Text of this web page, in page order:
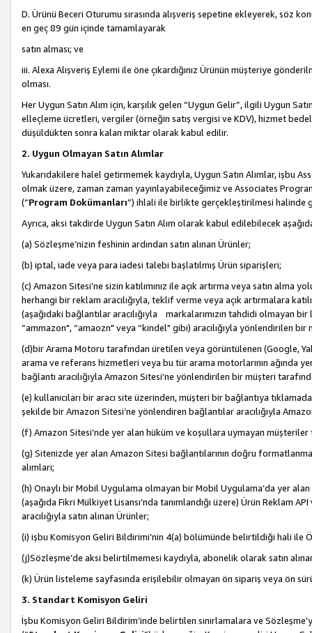
D. Ürünü Beceri Oturumu sırasında alışveriş sepetine ekleyerek, söz
en geç 89 gün içinde tamamlayarak
satın alması; ve
iii. Alexa Alışveriş Eylemi ile öne çıkardığınız Ürünün müşteriye
olması.
Her Uygun Satın Alım için, karşılık gelen “Uygun Gelir”, ilgili Uygun
elleçleme ücretleri, vergiler (örneğin satış vergisi ve KDV), hizmet
düşüldükten sonra kalan miktar olarak kabul edilir.
2. Uygun Olmayan Satın Alımlar
Yukarıdakilere halel getirmemek kaydıyla, Uygun Satın Alımlar, işbu
olmak üzere, zaman zaman yayınlayabileceğimiz ve Associates
(“Program Dokümanları”) ihlali ile birlikte gerçekleştirilmesi halinde
Ayrıca, aksi takdirde Uygun Satın Alım olarak kabul edilebilecek
(a) Sözleşme’nizin feshinin ardından satın alınan Ürünler;
(b) iptal, iade veya para iadesi talebi başlatılmış Ürün siparişleri;
(c) Amazon Sitesi’ne sizin katılımınız ile açık artırma veya satın alma
herhangi bir reklam aracılığıyla, teklif verme veya açık artırmalara
(aşağıdaki bağlantılar aracılığıyla markalarımızın tahdidi olmayan
“ammazon", “amaozn" veya “kindel" gibi) aracılığıyla yönlendirilen
(d)bir Arama Motoru tarafından üretilen veya görüntülenen (Google,
arama ve referans hizmetleri veya bu tür arama motorlarının ağında
bağlantı aracılığıyla Amazon Sitesi’ne yönlendirilen bir müşteri
(e) kullanıcıları bir aracı site üzerinden, müşteri bir bağlantıya
şekilde bir Amazon Sitesi’ne yönlendiren bağlantılar aracılığıyla
(f) Amazon Sitesi’nde yer alan hüküm ve koşullara uymayan müşteriler
(g) Sitenizde yer alan Amazon Sitesi bağlantılarının doğru
alımları;
(h) Onaylı bir Mobil Uygulama olmayan bir Mobil Uygulama’da yer
(aşağıda Fikri Mülkiyet Lisansı’nda tanımlandığı üzere) Ürün Reklam
aracılığıyla satın alınan Ürünler;
(i) işbu Komisyon Geliri Bildirimi’nin 4(a) bölümünde belirtildiği hali ile
(j)Sözleşme’de aksi belirtilmemesi kaydıyla, abonelik olarak satın
(k) Ürün listeleme sayfasında erişilebilir olmayan ön sipariş veya ön
3. Standart Komisyon Geliri
İşbu Komisyon Geliri Bildirim’inde belirtilen sınırlamalara ve